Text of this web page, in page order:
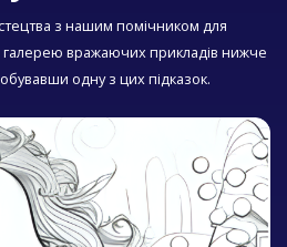
з нашим помічником для
вражаючих прикладів нижче
одну з цих підказок.